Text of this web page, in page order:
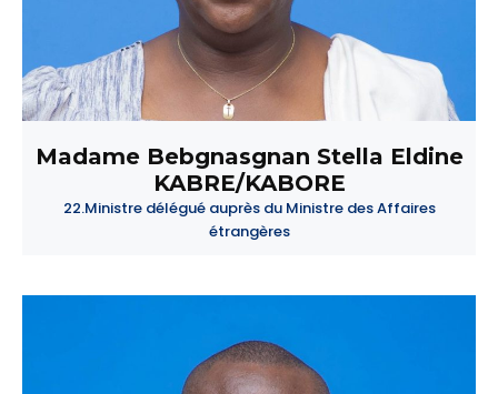
Madame Bebgnasgnan Stella Eldine
KABRE/KABORE
22.Ministre délégué auprès du Ministre des Affaires
étrangères